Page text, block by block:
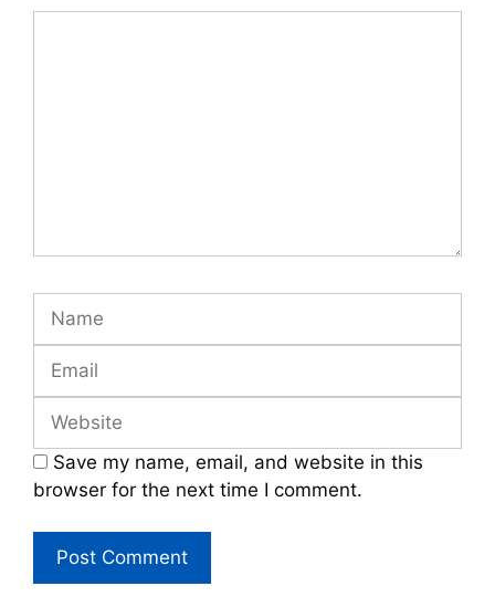
Save my name, email, and website in this
browser for the next time I comment.